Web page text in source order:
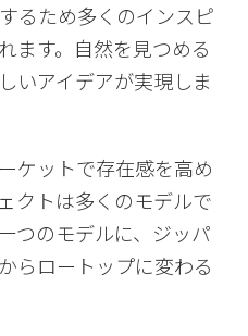
るため多くのインスピ
ます。自然を見つめる
いアイデアが実現しま
ケットで存在感を高め
クトは多くのモデルで
つのモデルに、ジッパ
らロートップに変わる